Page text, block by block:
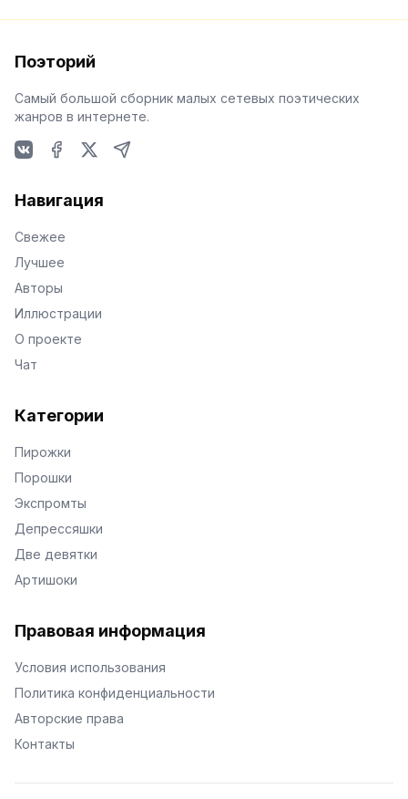
Поэторий
Самый большой сборник малых сетевых поэтических
жанров в интернете.
Навигация
Свежее
Лучшее
Авторы
Иллюстрации
О проекте
Чат
Категории
Пирожки
Порошки
Экспромты
Депрессяшки
Две девятки
Артишоки
Правовая информация
Условия использования
Политика конфиденциальности
Авторские права
Контакты